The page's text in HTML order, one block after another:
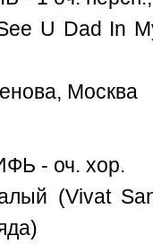
U Dad In
Москва
- оч. хор.
(Vivat